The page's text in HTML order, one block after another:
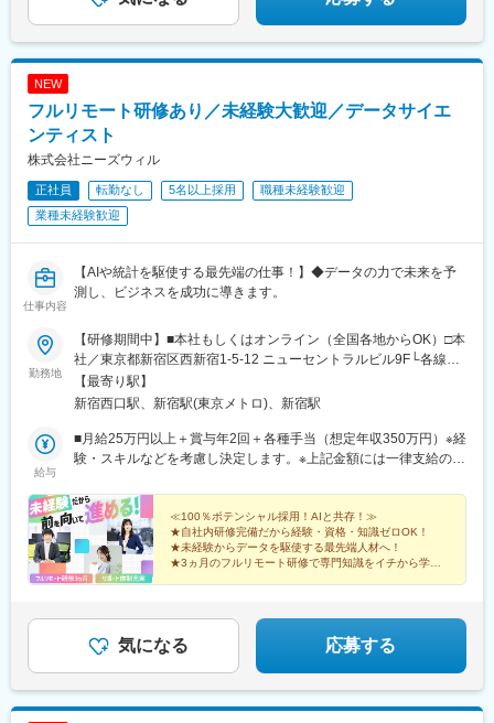
NEW
フルリモート研修あり／未経験大歓迎／データサイエ
ンティスト
株式会社ニーズウィル
正社員 転勤なし 5名以上採用
職種未経験歓迎
業種未経験歓迎
仕事内容
【AIや統計を駆使する最先端の仕事！】◆データの力で未来を予
測し、ビジネスを成功に導きます。
勤務地
【研修期間中】■本社もしくはオンライン（全国各地からOK）□本
社／東京都新宿区西新宿1-5-12 ニューセントラルビル9F└各線
「新宿」駅より徒歩3分└都営大江戸線「新宿西口」駅より徒歩2
分【研修終了後】■東京23区を中心とした全国各地のITプロジェク
ん。※すべて徒歩10分以内の駅チカオフィスです。※フルリモー
ト・在宅勤務はプロジェクトによって異なります。
【最寄り駅】
新宿西口駅、新宿駅(東京メトロ)、新宿駅
給与
■月給25万円以上＋賞与年2回＋各種手当（想定年収350万円）※経
験・スキルなどを考慮し決定します。※上記金額には一律支給の住
（期間中は月給23万円以上で、その他の待遇に変更なし）☆経験
がある方は、現職・前職給与を考慮します。☆明確な評価制度あ
り。個人の頑張りに応じて評価します。【年収例】年収350万円
（経験0年）年収450万円（経験1年）年収750万円（経験2年）年
収1100万円（経験5年）
≪100％ポテンシャル採用！AIと共存！≫
★自社内研修完備だから経験・資格・知識ゼロOK！
★未経験からデータを駆使する最先端人材へ！
★3ヵ月のフルリモート研修で専門知識をイチから学べ
気になる 応募する